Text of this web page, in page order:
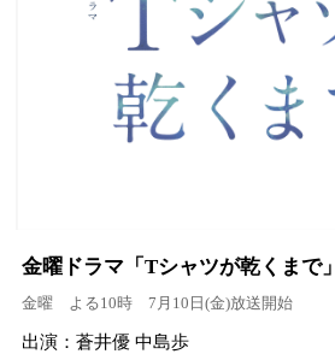
金曜ドラマ「Tシャツが乾くまで」
金曜 よる10時 7月10日(金)放送開始
出演：蒼井優 中島歩